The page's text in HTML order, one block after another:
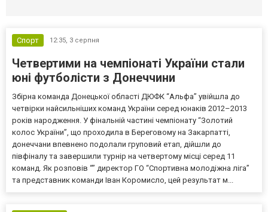
Спорт 12:35, 3 серпня
Четвертими на чемпіонаті України стали
юні футболісти з Донеччини
Збірна команда Донецької області ДЮФК “Альфа” увійшла до
четвірки найсильніших команд України серед юнаків 2012–2013
років народження. У фінальній частині чемпіонату “Золотий
колос України”, що проходила в Береговому на Закарпатті,
донеччани впевнено подолали груповий етап, дійшли до
півфіналу та завершили турнір на четвертому місці серед 11
команд. Як розповів “” директор ГО “Спортивна молодіжна ліга”
та представник команди Іван Коромисло, цей результат м...